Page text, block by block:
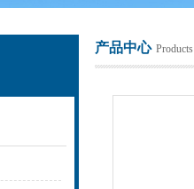
产品中心 Products